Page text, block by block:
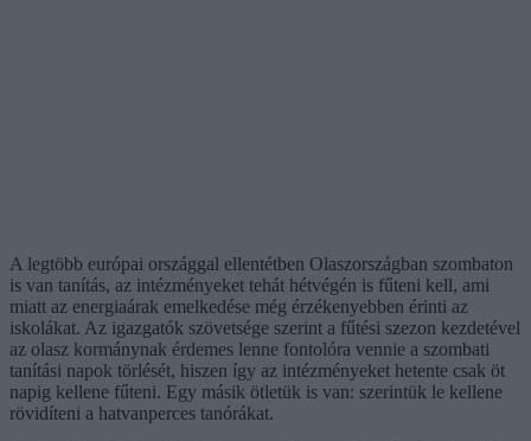
A legtöbb európai országgal ellentétben Olaszországban szombaton
is van tanítás, az intézményeket tehát hétvégén is fűteni kell, ami
miatt az energiaárak emelkedése még érzékenyebben érinti az
iskolákat. Az igazgatók szövetsége szerint a fűtési szezon kezdetével
az olasz kormánynak érdemes lenne fontolóra vennie a szombati
tanítási napok törlését, hiszen így az intézményeket hetente csak öt
napig kellene fűteni. Egy másik ötletük is van: szerintük le kellene
rövidíteni a hatvanperces tanórákat.